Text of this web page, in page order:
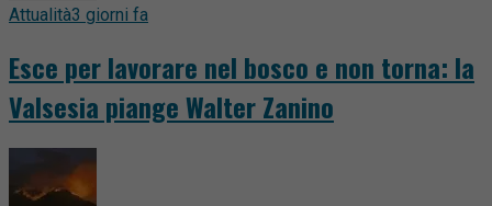
Attualità3 giorni fa
Esce per lavorare nel bosco e non torna: la
Valsesia piange Walter Zanino